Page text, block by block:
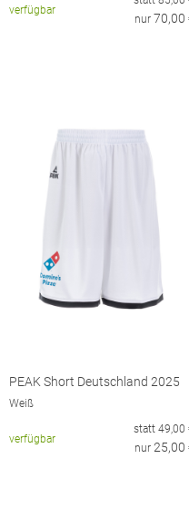
verfügbar
nur 70,00
PEAK Short Deutschland 2025
Weiß
verfügbar
statt 49,00
nur 25,00